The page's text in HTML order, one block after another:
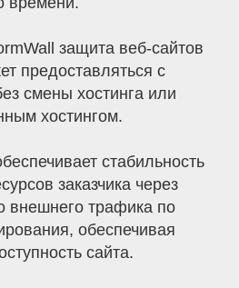
защита веб-сайтов
предоставляться с
смены хостинга или
хостингом.
стабильность
заказчика через
внешнего трафика по
обеспечивая
сайта.